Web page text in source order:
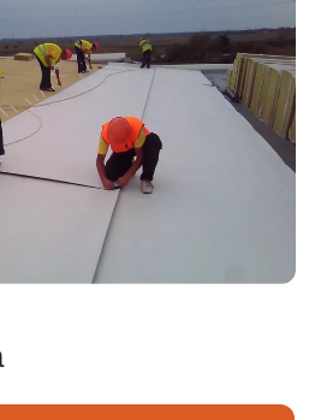
закрытой
важный показатель
материала.
-0,03 Вт/(м ®С),
длительного
эксплуатации